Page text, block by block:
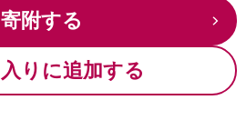
寄附する
りに追加する